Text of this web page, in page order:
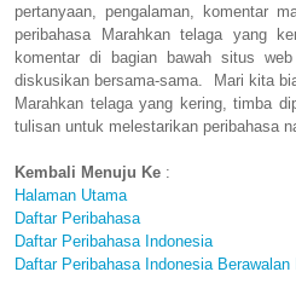
pertanyaan, pengalaman, komentar
peribahasa Marahkan telaga yang
komentar di bagian bawah situs
diskusikan bersama-sama. Mari kita
Marahkan telaga yang kering, timba
tulisan untuk melestarikan peribahasa
Kembali Menuju Ke :
Halaman Utama
Daftar Peribahasa
Daftar Peribahasa Indonesia
Daftar Peribahasa Indonesia Berawalan